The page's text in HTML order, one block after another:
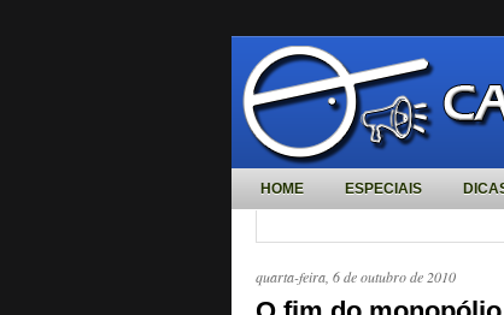
HOME ESPECIAIS
quarta-feira, 6 de outubro de 2010